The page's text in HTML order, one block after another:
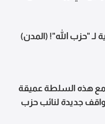
جديد في الجنوب
لـ "حزب الله"! (المدن)
هذه السلطة عميقة
جديدة لنائب حزب